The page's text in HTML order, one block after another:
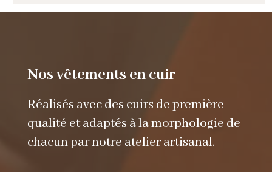
Nos vêtements en cuir
Réalisés avec des cuirs de première
qualité et adaptés à la morphologie de
chacun par notre atelier artisanal.